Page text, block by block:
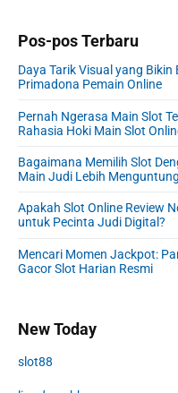
Pos-pos Terbaru
Daya Tarik Visual yang
Primadona Pemain Online
Pernah Ngerasa Main Slot
Rahasia Hoki Main Slot
Bagaimana Memilih Slot
Main Judi Lebih
Apakah Slot Online Review
untuk Pecinta Judi Digital?
Mencari Momen Jackpot:
Gacor Slot Harian Resmi
New Today
slot88